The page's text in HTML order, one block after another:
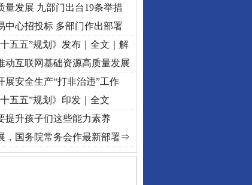
命 奋进复兴征程丨“转折之城”激荡..
量发展 九部门出台19条举措
中心招投标 多部门作出部署
十五五”规划》发布｜全文｜解
动互联网基础资源高质量发展
展安全生产“打非治违”工作
五五”规划》印发｜全文
提升孩子们这些能力素养
，国务院常务会作最新部署⇒